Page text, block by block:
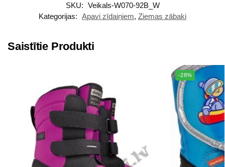
SKU: Veikals-W070-92B_W
Kategorijas: Apavi zīdaiņiem, Ziemas zābaki
Saistītie Produkti
-28%